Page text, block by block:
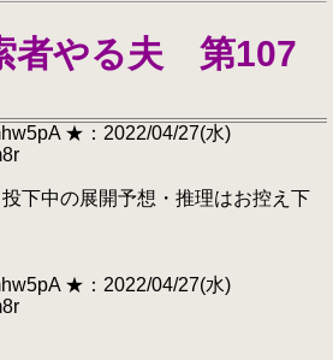
者やる夫 第107
★：2022/04/27(水)
下中の展開予想・推理はお控え下
★：2022/04/27(水)